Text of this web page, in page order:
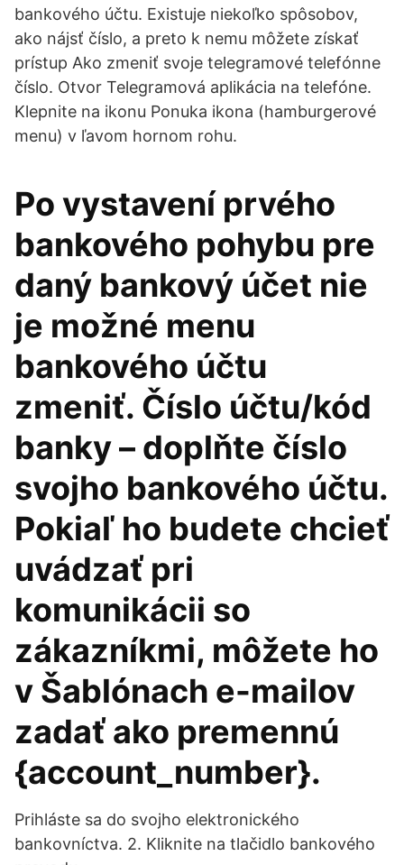
bankového účtu. Existuje niekoľko spôsobov,
ako nájsť číslo, a preto k nemu môžete získať
prístup Ako zmeniť svoje telegramové telefónne
číslo. Otvor Telegramová aplikácia na telefóne.
Klepnite na ikonu Ponuka ikona (hamburgerové
menu) v ľavom hornom rohu.
Po vystavení prvého
bankového pohybu pre
daný bankový účet nie
je možné menu
bankového účtu
zmeniť. Číslo účtu/kód
banky – doplňte číslo
svojho bankového účtu.
Pokiaľ ho budete chcieť
uvádzať pri
komunikácii so
zákazníkmi, môžete ho
v Šablónach e-mailov
zadať ako premennú
{account_number}.
Prihláste sa do svojho elektronického
bankovníctva. 2. Kliknite na tlačidlo bankového